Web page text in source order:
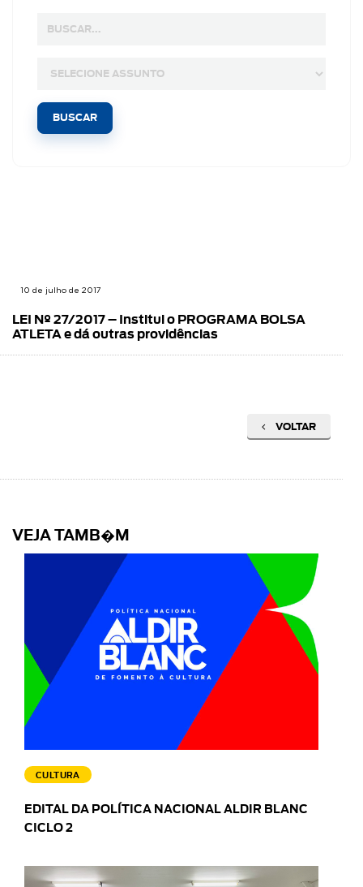
10 de julho de 2017
LEI Nº 27/2017 – Institui o PROGRAMA BOLSA
ATLETA e dá outras providências
VOLTAR
VEJA TAMB�M
CULTURA
EDITAL DA POLÍTICA NACIONAL ALDIR BLANC
CICLO 2